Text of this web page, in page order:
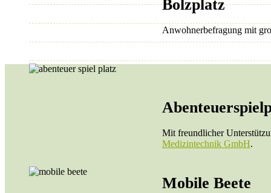
Bolzplatz
Anwohnerbefragung mit
Mit freundlicher
Medizintechnik GmbH.
Mobile Beete